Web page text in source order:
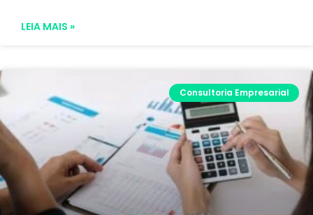
LEIA MAIS »
Consultoria Empresarial